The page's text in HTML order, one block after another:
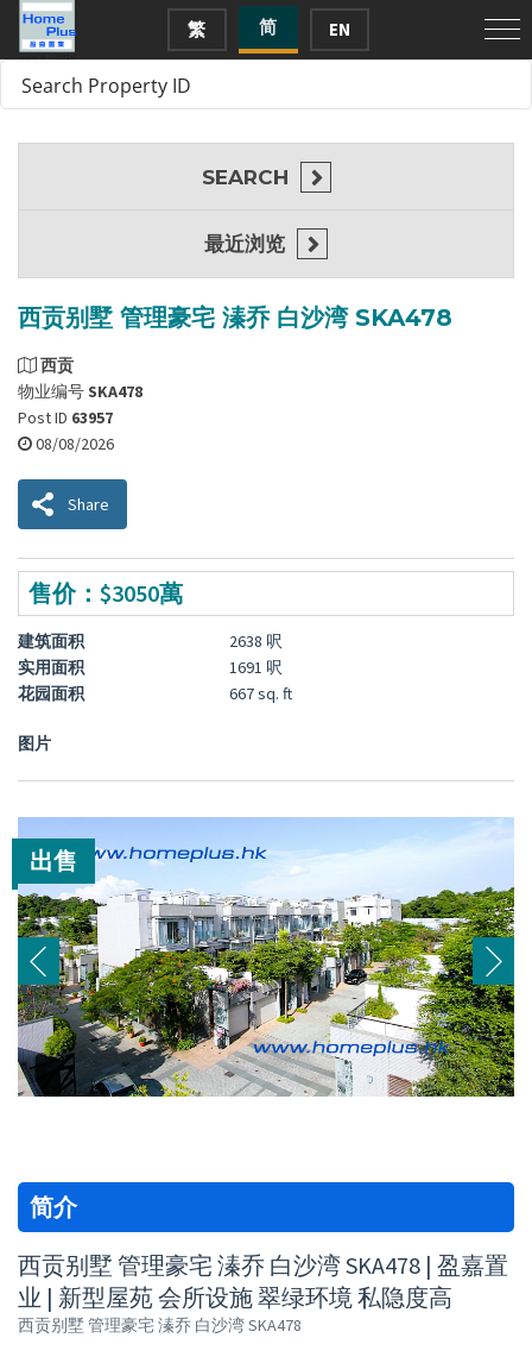
繁 简 EN
西贡别墅 管理豪宅 溱乔 白沙湾 SKA478
西贡
物业编号SKA478
Post ID 63957
08/08/2026
Share
售价：$3050萬
建筑面积
2638 呎
实用面积
1691 呎
花园面积
667 sq. ft
图片
出售
简介
西贡别墅 管理豪宅 溱乔 白沙湾 SKA478 | 盈嘉置
业 | 新型屋苑 会所设施 翠绿环境 私隐度高
西贡别墅 管理豪宅 溱乔 白沙湾 SKA478
SEARCH
最近浏览